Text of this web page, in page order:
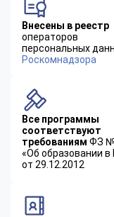
Внесены в реестр
операторов
персональных
Роскомнадзора
Все программы
соответствуют
требованиям ФЗ
«Об образовании в
от 29.12.2012